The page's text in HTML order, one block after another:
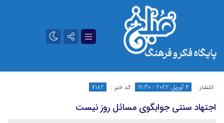
تلگرام آپارات
انتشار : 4 آوریل 2022 - 19:30 کد خبر : 7182
اجتهاد سنتی جوابگوی مسائل روز نیست